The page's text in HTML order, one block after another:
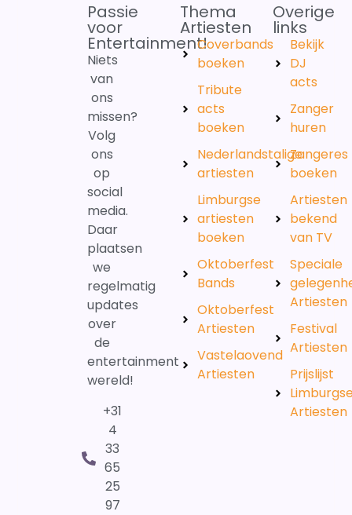
Passie
voor
Entertainment!
Niets
van
ons
missen?
Volg
ons
op
social
media.
Daar
plaatsen
we
regelmatig
updates
over
de
entertainment
wereld!
+31
4
33
65
25
97
Thema
Artiesten
Coverbands
boeken
Tribute
acts
boeken
Nederlandstalige
artiesten
Limburgse
artiesten
boeken
Oktoberfest
Bands
Oktoberfest
Artiesten
Vastelaovend
Artiesten
Overige
links
Bekijk
DJ
acts
Zanger
huren
Zangeres
boeken
Artiesten
bekend
van TV
Speciale
Artiesten
Festival
Artiesten
Prijslijst
Artiesten